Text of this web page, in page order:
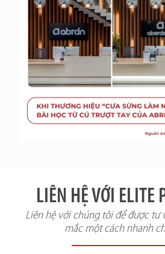
LIÊN HỆ VỚI ELITE
Liên hệ với chúng tôi để được tư
mắc một cách nhanh